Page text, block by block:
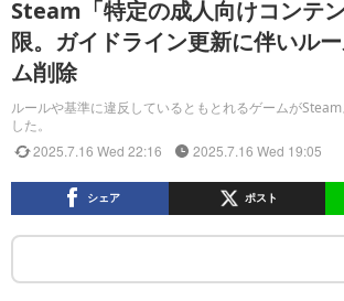
Steam「特定の成人向けコンテ
限。ガイドライン更新に伴いル
ム削除
ルールや基準に違反しているともとれるゲームが
した。
2025.7.16 Wed 22:16 2025.7.16 Wed 19:05
シェア ポスト